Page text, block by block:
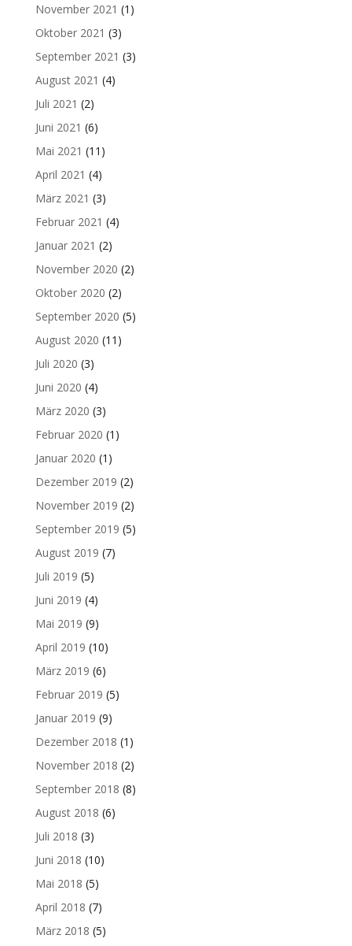
November 2021 (1)
Oktober 2021 (3)
September 2021 (3)
August 2021 (4)
Juli 2021 (2)
Juni 2021 (6)
Mai 2021 (11)
April 2021 (4)
März 2021 (3)
Februar 2021 (4)
Januar 2021 (2)
November 2020 (2)
Oktober 2020 (2)
September 2020 (5)
August 2020 (11)
Juli 2020 (3)
Juni 2020 (4)
März 2020 (3)
Februar 2020 (1)
Januar 2020 (1)
Dezember 2019 (2)
November 2019 (2)
September 2019 (5)
August 2019 (7)
Juli 2019 (5)
Juni 2019 (4)
Mai 2019 (9)
April 2019 (10)
März 2019 (6)
Februar 2019 (5)
Januar 2019 (9)
Dezember 2018 (1)
November 2018 (2)
September 2018 (8)
August 2018 (6)
Juli 2018 (3)
Juni 2018 (10)
Mai 2018 (5)
April 2018 (7)
März 2018 (5)